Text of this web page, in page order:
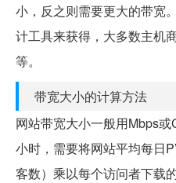
小，反之则需要更大的带宽
计工具来获得，大多数主机
等。
带宽大小的计算方法
网站带宽大小一般用Mbps
小时，需要将网站平均每日
客数）乘以每个访问者下载